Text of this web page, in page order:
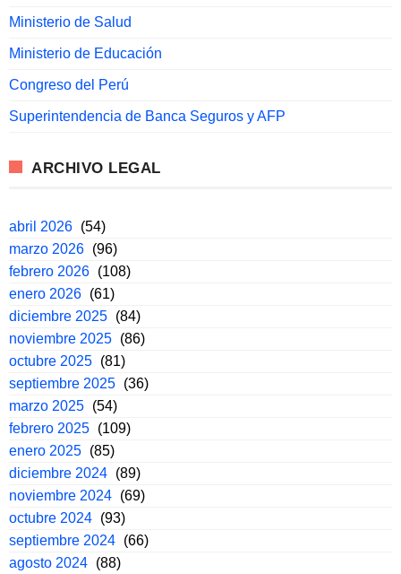
Ministerio de Salud
Ministerio de Educación
Congreso del Perú
Superintendencia de Banca Seguros y AFP
ARCHIVO LEGAL
abril 2026 (54)
marzo 2026 (96)
febrero 2026 (108)
enero 2026 (61)
diciembre 2025 (84)
noviembre 2025 (86)
octubre 2025 (81)
septiembre 2025 (36)
marzo 2025 (54)
febrero 2025 (109)
enero 2025 (85)
diciembre 2024 (89)
noviembre 2024 (69)
octubre 2024 (93)
septiembre 2024 (66)
agosto 2024 (88)